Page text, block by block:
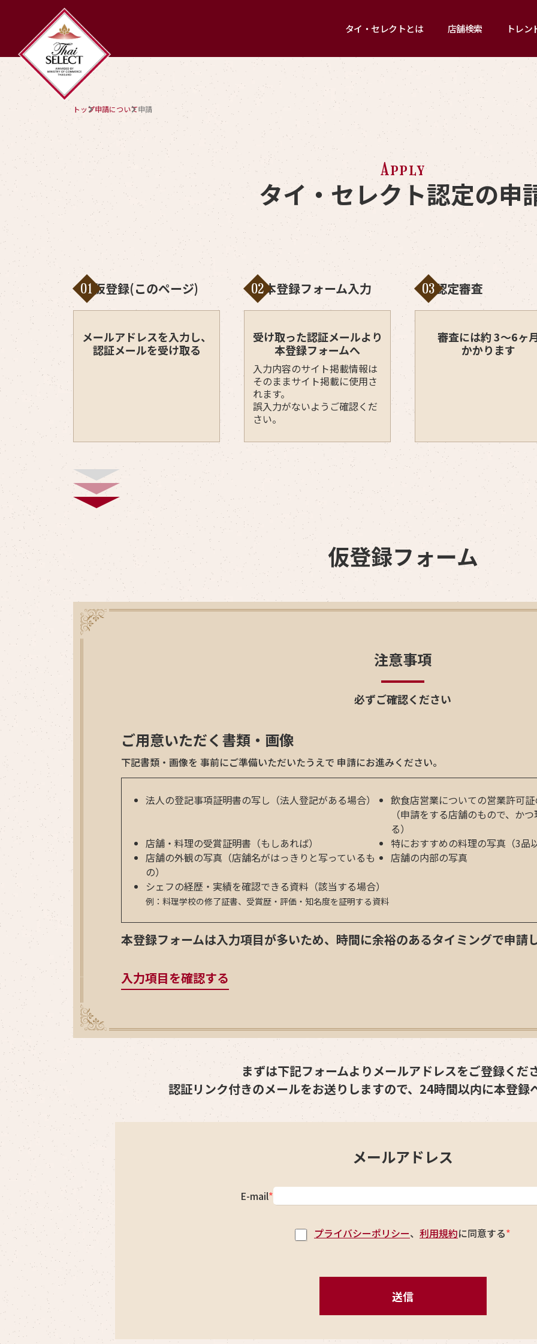
タイ・セレクトとは 店舗検索 トレン
トップ申請について申請
Apply
タイ・セレクト認定の申
01 仮登録(このページ)
メールアドレスを入力し、
認証メールを受け取る
02本登録フォーム入力
受け取った認証メールより
本登録フォームへ
入力内容のサイト掲載情報は
そのままサイト掲載に使用さ
れます。
誤入力がないようご確認くだ
さい。
03認定審査
審査には約 3〜6ヶ
かかります
仮登録フォーム
注意事項
必ずご確認ください
ご用意いただく書類・画像
下記書類・画像を 事前にご準備いただいたうえで 申請にお進みください。
法人の登記事項証明書の写し（法人登記がある場合）
飲食店営業についての営業許可
（申請をする店舗のもので、か
る）
店舗・料理の受賞証明書（もしあれば）
特におすすめの料理の写真（3品
店舗の外観の写真（店舗名がはっきりと写っているも
の）
店舗の内部の写真
シェフの経歴・実績を確認できる資料（該当する場合）
例：料理学校の修了証書、受賞歴・評価・知名度を証明する資料
本登録フォームは入力項目が多いため、時間に余裕のあるタイミングで申請
入力項目を確認する
まずは下記フォームよりメールアドレスをご登録くだ
認証リンク付きのメールをお送りしますので、24時間以内に本登録
メールアドレス
E-mail*
プライバシーポリシー、 利用規約に同意する*